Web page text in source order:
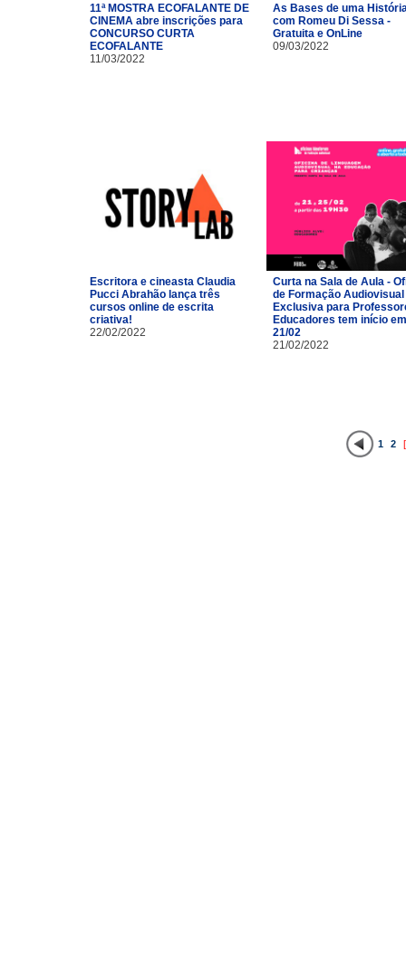
11ª MOSTRA ECOFALANTE DE
CINEMA abre inscrições para
CONCURSO CURTA
ECOFALANTE
11/03/2022
As Bases de uma
com Romeu Di Sessa -
Gratuita e OnLine
09/03/2022
Escritora e cineasta Claudia
Pucci Abrahão lança três
cursos online de escrita
criativa!
22/02/2022
Curta na Sala de Aula -
de Formação Audiovisual
Exclusiva para
Educadores tem início em
21/02
21/02/2022
1 2